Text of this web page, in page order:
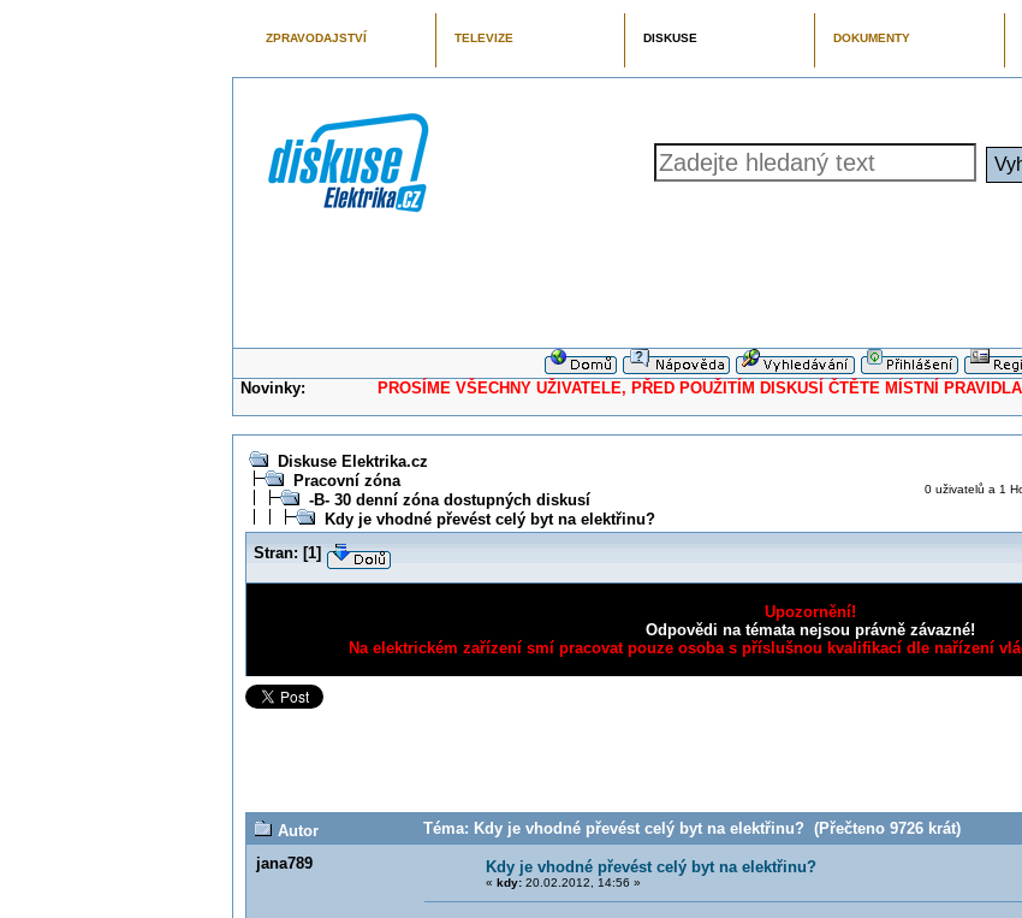
ZPRAVODAJSTVÍ TELEVIZE DISKUSE DOKUMENTY
Novinky: PROSÍME VŠECHNY UŽIVATELE, PŘED POUŽITÍM DISKUSÍ ČTĚTE MÍSTNÍ
Diskuse Elektrika.cz
Pracovní zóna
-B- 30 denní zóna dostupných diskusí
Kdy je vhodné převést celý byt na elektřinu?
0 uživatelů a 1
Stran: [1]
Upozornění!
Odpovědi na témata nejsou právně závazné!
Na elektrickém zařízení smí pracovat pouze osoba s příslušnou kvalifikací dle nařízení
Autor
Téma: Kdy je vhodné převést celý byt na elektřinu? (Přečteno 9726 krát)
jana789
Kdy je vhodné převést celý byt na elektřinu?
« kdy:20.02.2012, 14:56 »